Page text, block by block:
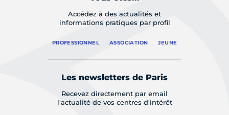
Accédez à des actualités et
informations pratiques par profil
PROFESSIONNEL ASSOCIATION JEUNE
Les newsletters de Paris
Recevez directement par email
l'actualité de vos centres d'intérêt